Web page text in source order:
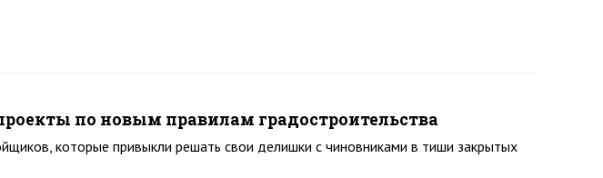
по новым правилам градостроительства
которые привыкли решать свои делишки с чиновниками в тиши закрытых